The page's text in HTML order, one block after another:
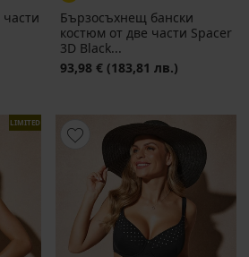
Бързосъхнещ бански
костюм от две части Spacer
3D Black...
93,98 € (183,81 лв.)
LIMITED